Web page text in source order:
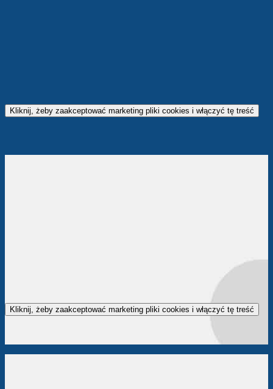
Kliknij, żeby zaakceptować marketing pliki cookies i włączyć tę treść
Kliknij, żeby zaakceptować marketing pliki cookies i włączyć tę treść